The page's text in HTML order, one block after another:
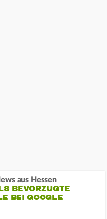
aus Hessen
BEVORZUGTE
BEI GOOGLE